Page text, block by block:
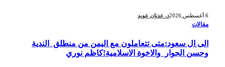
د. عدنان عويد
مقالات
الى ال سعود:متى تتعاملون مع اليمن من منطلق الندية
وحسن الجوار والاخوة الاسلامية!كاظم نوري